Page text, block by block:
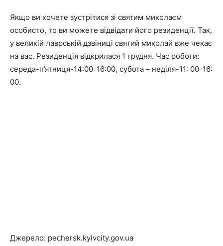
Якщо ви хочете зустрітися зі святим миколаєм
особисто, то ви можете відвідати його резиденції. Так,
у великій лаврській дзвіниці святий миколай вже чекає
на вас. Резиденція відкрилася 1 грудня. Час роботи:
середа-п’ятниця-14:00-16:00, субота – неділя-11: 00-16:
00.
Джерело: pechersk.kyivcity.gov.ua